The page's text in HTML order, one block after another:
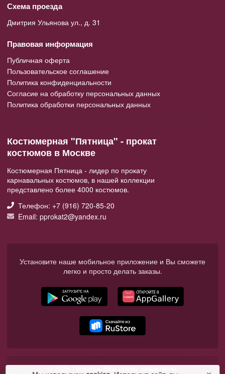
Схема проезда
Дмитрия Ульянова ул., д. 31
Правовая информация
Публичная оферта
Пользовательское соглашение
Политика конфиденциальности
Согласие на обработку персональных данных
Политика обработки персональных данных
Костюмерная "Пятница" - прокат
костюмов в Москве
Костюмерная Пятница - лидер по прокату
карнавальных костюмов, в нашей коллекции
представлено более 4000 костюмов.
Телефон: +7 (916) 720-85-20
Email: pprokat2@yandex.ru
Установите наше мобильное приложение и Вы сможете
легко и просто делать заказы.
© 2026 Пятница. Все права защищены.